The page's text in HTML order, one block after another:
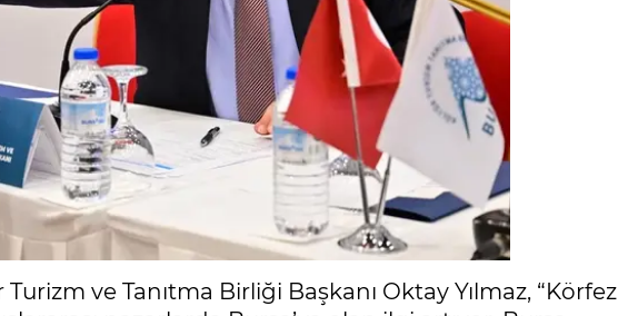
ve Tanıtma Birliği Başkanı Oktay Yılmaz, “Körfez